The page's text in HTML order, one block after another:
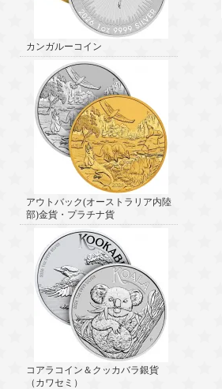
カンガルーコイン
アウトバック(オーストラリア内陸
部)金貨・プラチナ貨
コアラコイン＆クッカバラ銀貨
（カワセミ）